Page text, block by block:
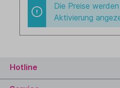
Die Preise
Aktivierung
Hotline